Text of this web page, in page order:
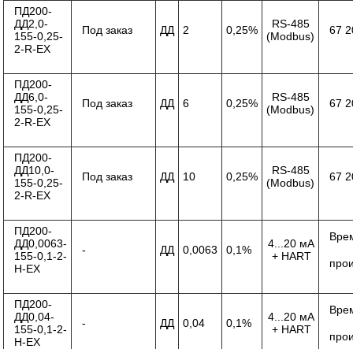
ПД200-
ДД2,0-
155-0,25-
2-R-ЕХ
Под заказ ДД 2 0,25%
RS-485
(Modbus)
67
ПД200-
ДД6,0-
155-0,25-
2-R-ЕХ
Под заказ ДД 6 0,25%
RS-485
(Modbus)
67
ПД200-
ДД10,0-
155-0,25-
2-R-ЕХ
Под заказ ДД 10 0,25%
RS-485
(Modbus)
67
ПД200-
ДД0,0063-
155-0,1-2-
Н-ЕХ
- ДД 0,0063 0,1%
4...20 мА
+ HART
ПД200-
ДД0,04-
155-0,1-2-
Н-ЕХ
- ДД 0,04 0,1%
4...20 мА
+ HART